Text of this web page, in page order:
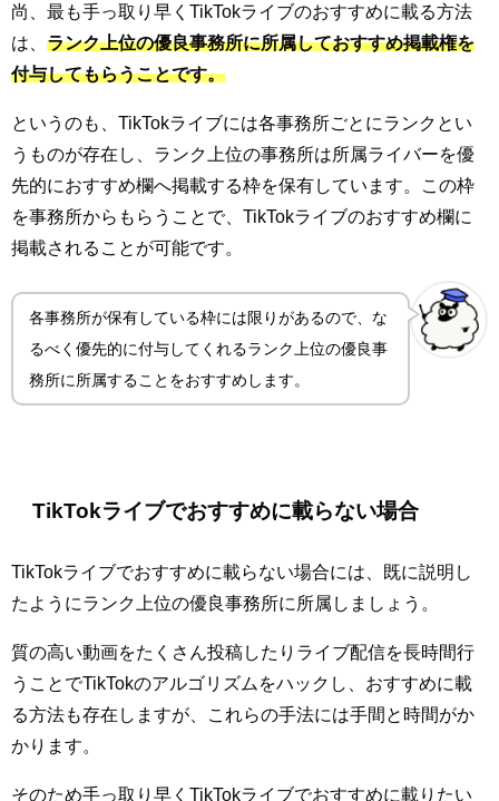
尚、最も手っ取り早くTikTokライブのおすすめに載る方法
は、 ランク上位の優良事務所に所属しておすすめ掲載権を
付与してもらうことです。
というのも、TikTokライブには各事務所ごとにランクとい
うものが存在し、ランク上位の事務所は所属ライバーを優
先的におすすめ欄へ掲載する枠を保有しています。この枠
を事務所からもらうことで、TikTokライブのおすすめ欄に
掲載されることが可能です。
各事務所が保有している枠には限りがあるので、な
るべく優先的に付与してくれるランク上位の優良事
務所に所属することをおすすめします。
TikTokライブでおすすめに載らない場合
TikTokライブでおすすめに載らない場合には、既に説明し
たようにランク上位の優良事務所に所属しましょう。
質の高い動画をたくさん投稿したりライブ配信を長時間行
うことでTikTokのアルゴリズムをハックし、おすすめに載
る方法も存在しますが、これらの手法には手間と時間がか
かります。
そのため手っ取り早くTikTokライブでおすすめに載りたい